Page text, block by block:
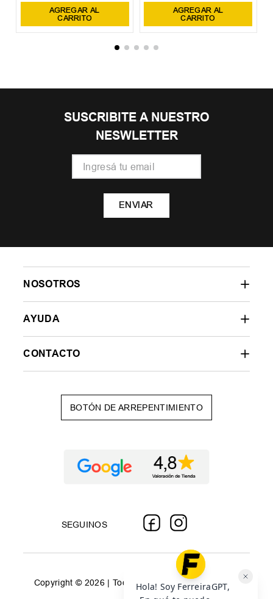
AGREGAR AL
CARRITO
AGREGAR AL
CARRITO
SUSCRIBITE A NUESTRO
NESWLETTER
ENVIAR
NOSOTROS
AYUDA
CONTACTO
BOTÓN DE ARREPENTIMIENTO
SEGUINOS
Copyright © 2026 | Todos los derechos reservados